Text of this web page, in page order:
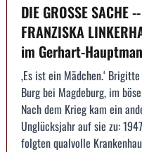
DIE GROSSE
FRANZISKA
im Gerhart-
‚Es ist ein Mädchen.‘
Burg bei Magdeburg, im
Nach dem Krieg kam ein
Unglücksjahr auf sie zu:
folgten qualvolle